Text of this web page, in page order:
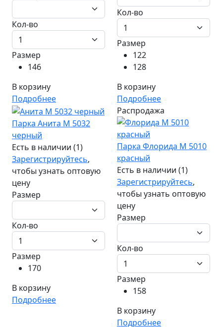
Кол-во
Размер
146
В корзину
Подробнее
Кол-во
Размер
122
128
В корзину
Подробнее
Парка Анита М 5032
черный
Есть в наличии (1)
Зарегистрируйтесь,
чтобы узнать оптовую
цену
Размер
Кол-во
Размер
170
В корзину
Подробнее
Распродажа
Парка Флорида М 5010
красный
Есть в наличии (1)
Зарегистрируйтесь,
чтобы узнать оптовую
цену
Размер
Кол-во
Размер
158
В корзину
Подробнее